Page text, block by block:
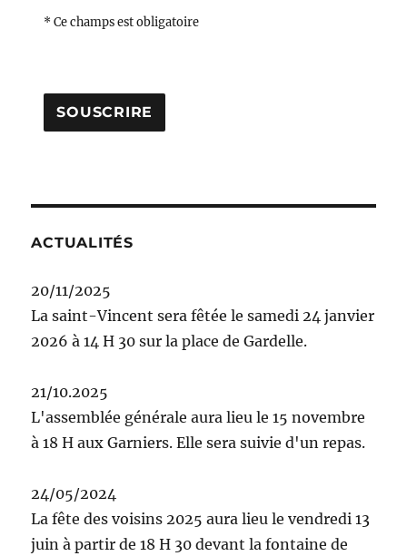
* Ce champs est obligatoire
ACTUALITÉS
20/11/2025
La saint-Vincent sera fêtée le samedi 24 janvier
2026 à 14 H 30 sur la place de Gardelle.
21/10.2025
L'assemblée générale aura lieu le 15 novembre
à 18 H aux Garniers. Elle sera suivie d'un repas.
24/05/2024
La fête des voisins 2025 aura lieu le vendredi 13
juin à partir de 18 H 30 devant la fontaine de